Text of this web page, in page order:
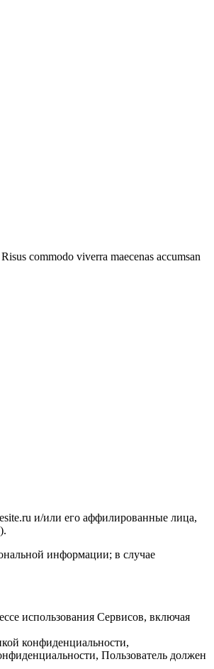
commodo viverra maecenas accumsan
и/или его аффилированные лица,
информации; в случае
использования Сервисов, включая
конфиденциальности,
Пользователь должен